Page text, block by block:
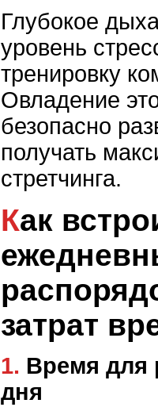
Глубокое
уровень
тренировку
Овладение
безопасно
получать
стретчинга.
Как встроить растяжку в
затрат
1. Время для растяжки в течение
дня